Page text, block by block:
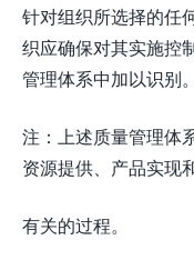
针对组织所选择的任
织应确保对其实施控
管理体系中加以识别。
注：上述质量管理体
资源提供、产品实现
有关的过程。